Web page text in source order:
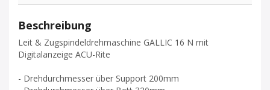
Beschreibung
Leit & Zugspindeldrehmaschine GALLIC 16 N mit
Digitalanzeige ACU-Rite
- Drehdurchmesser über Support 200mm